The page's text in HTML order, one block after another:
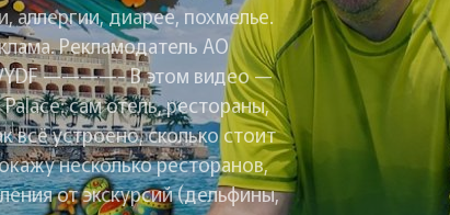
диарее, похмелье.
Рекламодатель АО
————- В этом видео —
сам отель, рестораны,
всё устроено, сколько стоит
несколько ресторанов,
от экскурсий (дельфины,